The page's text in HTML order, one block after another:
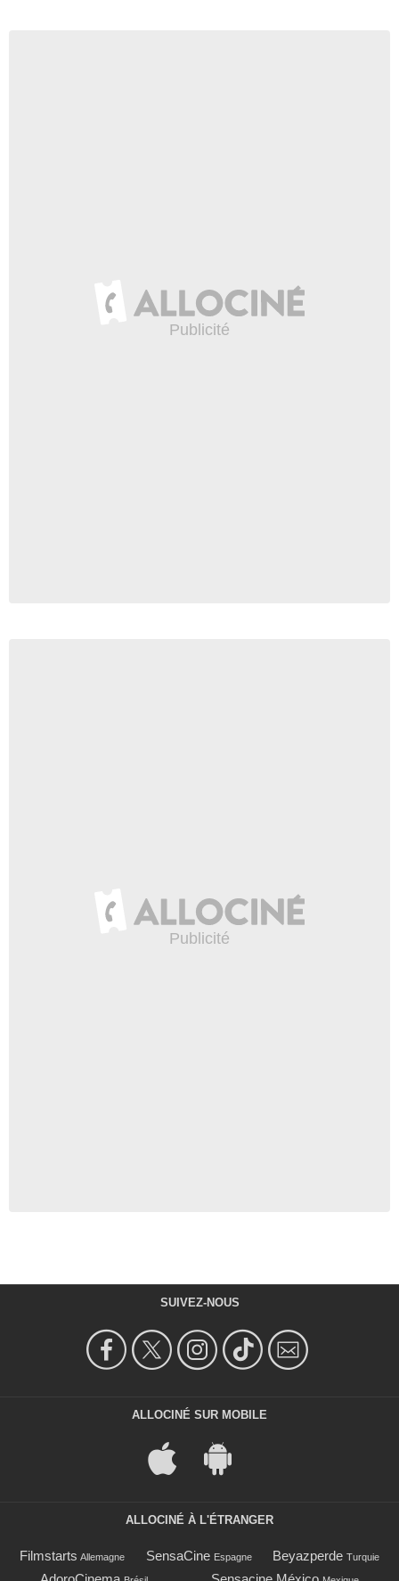
SUIVEZ-NOUS
ALLOCINÉ SUR MOBILE
ALLOCINÉ À L'ÉTRANGER
Filmstarts Allemagne SensaCine Espagne Beyazperde Turquie